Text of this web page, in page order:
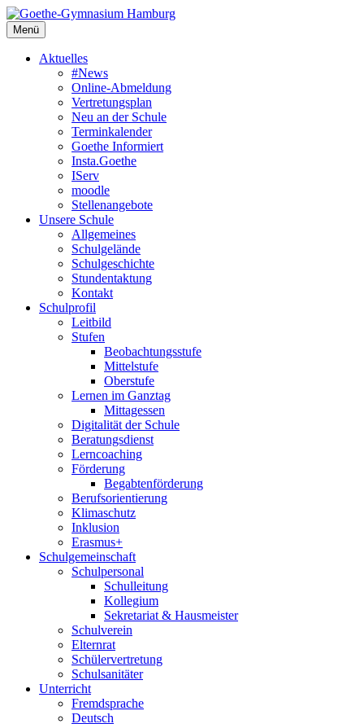
Goethe-Gymnasium Hamburg
Dichter am Schüler
Menü
Aktuelles
#News
Online-Abmeldung
Vertretungsplan
Neu an der Schule
Terminkalender
Goethe Informiert
Insta.Goethe
IServ
moodle
Stellenangebote
Unsere Schule
Allgemeines
Schulgelände
Schulgeschichte
Stundentaktung
Kontakt
Schulprofil
Leitbild
Stufen
Beobachtungsstufe
Mittelstufe
Oberstufe
Lernen im Ganztag
Mittagessen
Digitalität der Schule
Beratungsdienst
Lerncoaching
Förderung
Begabtenförderung
Berufsorientierung
Klimaschutz
Inklusion
Erasmus+
Schulgemeinschaft
Schulpersonal
Schulleitung
Kollegium
Sekretariat & Hausmeister
Schulverein
Elternrat
Schülervertretung
Schulsanitäter
Unterricht
Fremdsprache
Deutsch